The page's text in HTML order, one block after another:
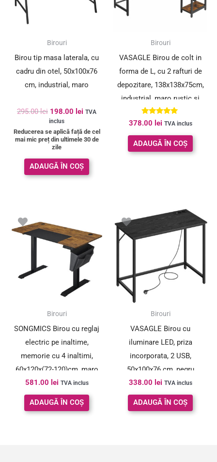
Birouri
Birou tip masa laterala, cu
cadru din otel, 50x100x76
cm, industrial, maro
295.00lei 198.00 lei TVA
inclus
Reducerea se aplică față de cel
mai mic preț din ultimele 30 de
zile
ADAUGĂ ÎN COȘ
Birouri
VASAGLE Birou de colt in
forma de L, cu 2 rafturi de
depozitare, 138x138x75cm,
industrial, maro rustic si
negru
Evaluat la
5.00
din 5
378.00 lei TVA inclus
ADAUGĂ ÎN COȘ
Birouri
SONGMICS Birou cu reglaj
electric pe inaltime,
memorie cu 4 inaltimi,
60x120x(72-120)cm, maro
rustic
581.00 lei TVA inclus
ADAUGĂ ÎN COȘ
Birouri
VASAGLE Birou cu
iluminare LED, priza
incorporata, 2 USB,
50x100x76 cm, negru
338.00 lei TVA inclus
ADAUGĂ ÎN COȘ